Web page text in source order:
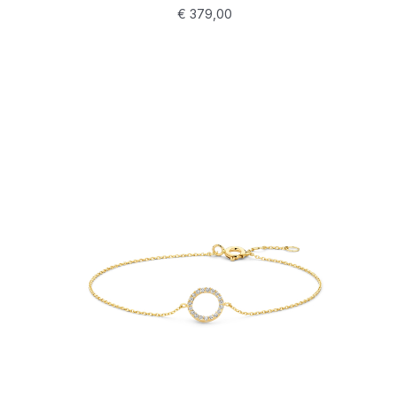
€ 379,00